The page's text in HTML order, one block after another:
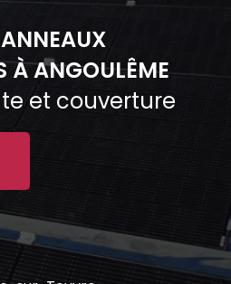
À ANGOULÊME
et couverture